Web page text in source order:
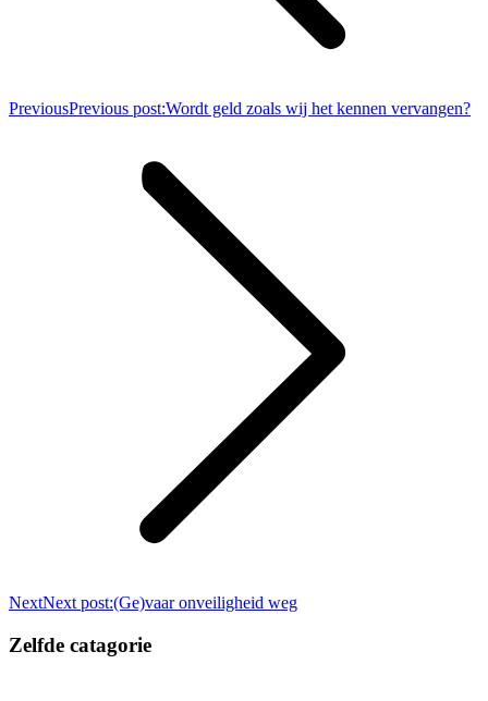
PreviousPrevious post:Wordt geld zoals wij het kennen vervangen?
NextNext post:(Ge)vaar onveiligheid weg
Zelfde catagorie